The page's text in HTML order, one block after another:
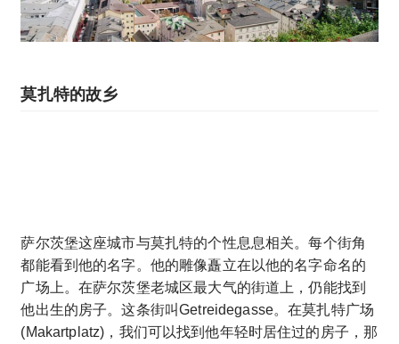
莫扎特的故乡
萨尔茨堡这座城市与莫扎特的个性息息相关。每个街角
都能看到他的名字。他的雕像矗立在以他的名字命名的
广场上。在萨尔茨堡老城区最大气的街道上，仍能找到
他出生的房子。这条街叫Getreidegasse。在莫扎特广场
(Makartplatz)，我们可以找到他年轻时居住过的房子，那